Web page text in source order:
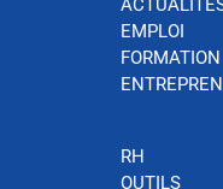
EMPLOI
FORMATION
RH
OUTILS